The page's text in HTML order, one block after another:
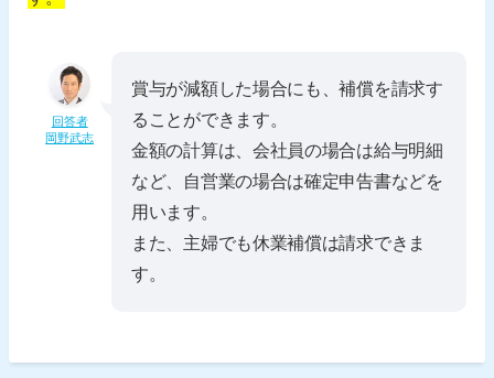
回答者
岡野武志
賞与が減額した場合にも、補償を請求す
ることができます。
金額の計算は、会社員の場合は給与明細
など、自営業の場合は確定申告書などを
用います。
また、主婦でも休業補償は請求できま
す。